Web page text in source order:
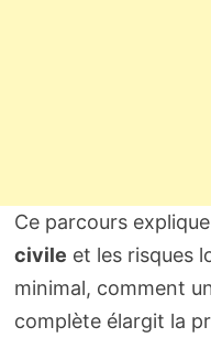
Ce parcours
civile et les risques
minimal, comment
complète élargit la